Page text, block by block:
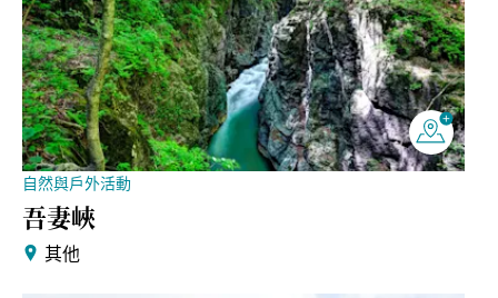
自然與戶外活動
吾妻峽
其他